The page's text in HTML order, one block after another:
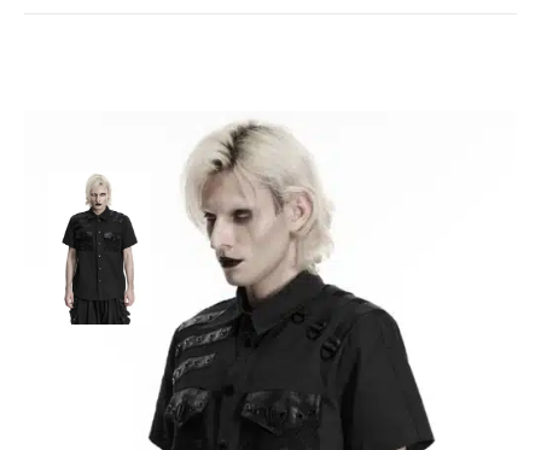
Punk Rave Hemd Urban
Recon
109,90€
Inkl. MwSt.
zzgl.Versand
Lieferzeit: ca. 1-2 Tage DE, ca. 3-4 Tage EU